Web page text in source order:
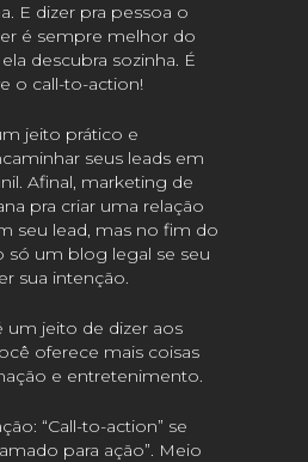
E dizer pra pessoa o
é sempre melhor do
descubra sozinha. É
o call-to-action!
jeito prático e
seus leads em
Afinal, marketing de
pra criar uma relação
seu lead, mas no fim do
só um blog legal se seu
sua intenção.
um jeito de dizer aos
oferece mais coisas
e entretenimento.
“Call-to-action” se
para ação”. Meio